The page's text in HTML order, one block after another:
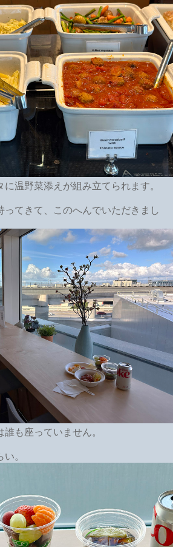
に温野菜添えが組み立てられます。
ってきて、このへんでいただきまし
も座っていません。
。